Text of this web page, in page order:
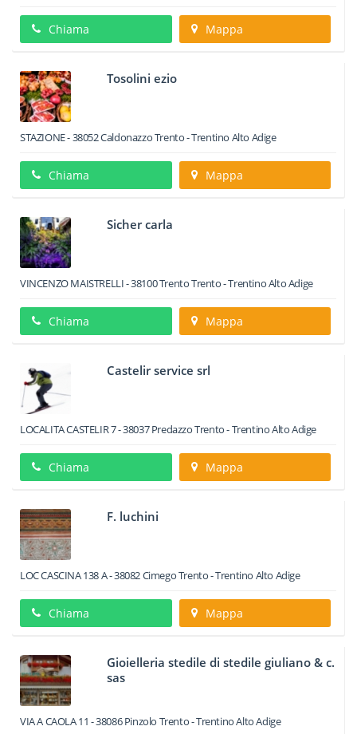
Chiama Mappa
Tosolini ezio
STAZIONE-38052CaldonazzoTrento -Trentino Alto Adige
Chiama Mappa
Sicher carla
VINCENZO MAISTRELLI-38100TrentoTrento -Trentino Alto Adige
Chiama Mappa
Castelir service srl
LOCALITA CASTELIR 7-38037 PredazzoTrento -Trentino Alto Adige
Chiama Mappa
F. luchini
LOC CASCINA 138 A-38082CimegoTrento -Trentino Alto Adige
Chiama Mappa
Gioielleria stedile di stedile giuliano & c.
sas
VIA A CAOLA 11 -38086 Pinzolo Trento -Trentino Alto Adige